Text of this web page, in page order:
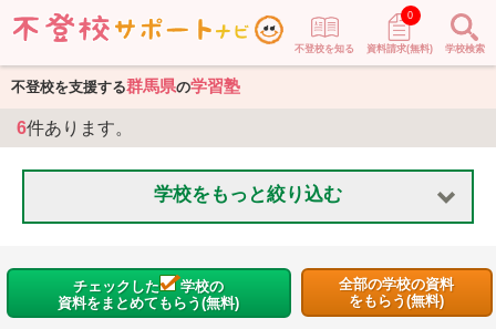
不登校を知る 資料請求(無料)
0
学校検索
不登校を支援する群馬県の学習塾
6件あります。
学校をもっと絞り込む
チェックした
学校の
資料をまとめてもらう(無料)
全部の学校の資料
をもらう(無料)